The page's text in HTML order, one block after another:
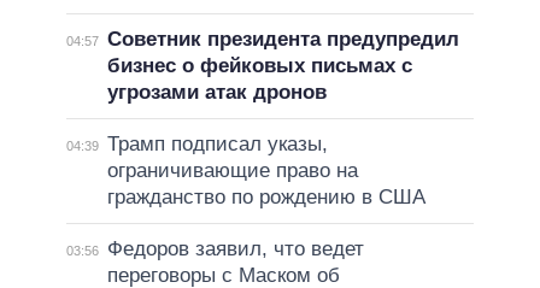
04:57 Советник президента предупредил
бизнес о фейковых письмах с
угрозами атак дронов
04:39 Трамп подписал указы,
ограничивающие право на
гражданство по рождению в США
03:56
Федоров заявил, что ведет
переговоры с Маском об